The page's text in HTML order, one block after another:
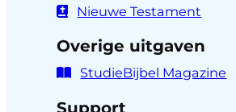
Nieuwe Testament
Overige uitgaven
StudieBijbel Magazine
Support